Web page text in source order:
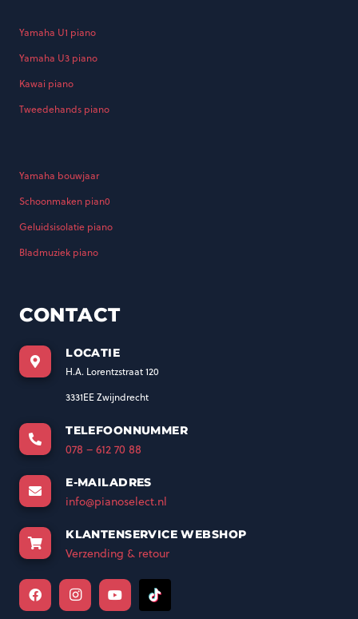
Yamaha U1 piano
Yamaha U3 piano
Kawai piano
Tweedehands piano
Yamaha bouwjaar
Schoonmaken pian0
Geluidsisolatie piano
Bladmuziek piano
CONTACT
LOCATIE
H.A. Lorentzstraat 120
3331EE Zwijndrecht
TELEFOONNUMMER
078 – 612 70 88
E-MAILADRES
info@pianoselect.nl
KLANTENSERVICE WEBSHOP
Verzending & retour